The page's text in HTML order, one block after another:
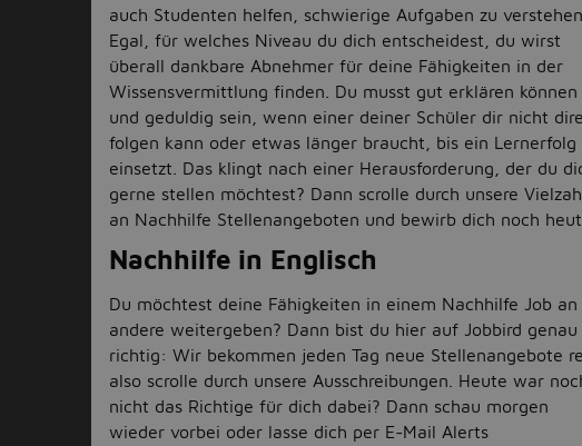
auch Studenten helfen, schwierige Aufgaben zu verstehen.
Egal, für welches Niveau du dich entscheidest, du wirst
überall dankbare Abnehmer für deine Fähigkeiten in der
Wissensvermittlung finden. Du musst gut erklären können
und geduldig sein, wenn einer deiner Schüler dir nicht
folgen kann oder etwas länger braucht, bis ein Lernerfolg
einsetzt. Das klingt nach einer Herausforderung, der du
gerne stellen möchtest? Dann scrolle durch unsere
an Nachhilfe Stellenangeboten und bewirb dich noch
Nachhilfe in Englisch
Du möchtest deine Fähigkeiten in einem Nachhilfe Job an
andere weitergeben? Dann bist du hier auf Jobbird genau
richtig: Wir bekommen jeden Tag neue Stellenangebote
also scrolle durch unsere Ausschreibungen. Heute war
nicht das Richtige für dich dabei? Dann schau morgen
wieder vorbei oder lasse dich per E-Mail Alerts